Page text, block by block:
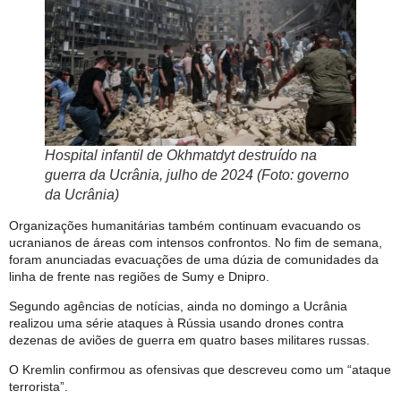
Hospital infantil de Okhmatdyt destruído na
guerra da Ucrânia, julho de 2024 (Foto: governo
da Ucrânia)
Organizações humanitárias também continuam evacuando os
ucranianos de áreas com intensos confrontos. No fim de semana,
foram anunciadas evacuações de uma dúzia de comunidades da
linha de frente nas regiões de Sumy e Dnipro.
Segundo agências de notícias, ainda no domingo a Ucrânia
realizou uma série ataques à Rússia usando drones contra
dezenas de aviões de guerra em quatro bases militares russas.
O Kremlin confirmou as ofensivas que descreveu como um “ataque
terrorista”.